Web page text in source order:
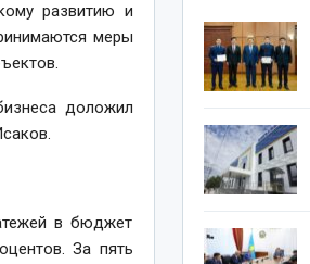
развитию и
меры
доложил
в бюджет
За пять